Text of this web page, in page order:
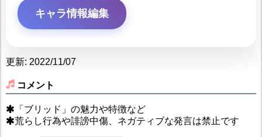
キャラ情報編集
更新: 2022/11/07
コメント
「ブリッド」の魅力や特徴など
荒らし行為や誹謗中傷、ネガティブな発言は禁止です